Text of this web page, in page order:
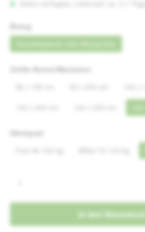
Bezug
Größe Betten/Matratzen
Härtegrad
In den Warenkorb